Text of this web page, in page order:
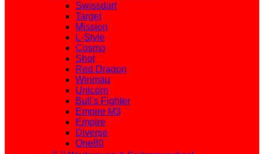
Swissdart
Target
Mission
L-Style
Cosmo
Shot
Red Dragon
Winmau
Unicorn
Bull's Fighter
Empire M3
Empire
Diverse
One80